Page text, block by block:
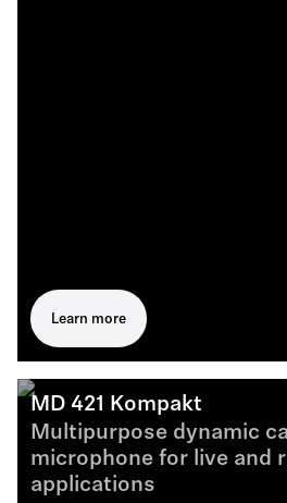
Learn more
MD 421 Kompakt
Multipurpose dynamic
microphone for live and
applications